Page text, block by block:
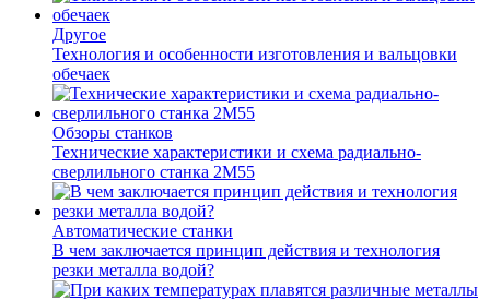
Другое
Технология и особенности изготовления и вальцовки
обечаек
Обзоры станков
Технические характеристики и схема радиально-
сверлильного станка 2М55
Автоматические станки
В чем заключается принцип действия и технология
резки металла водой?